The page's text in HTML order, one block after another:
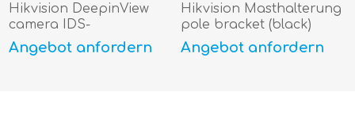
Hikvision DeepinView
camera IDS-
2CD7A46G0/P-IZHS(8-
32mm)(C)
Angebot anfordern
Hikvision Masthalterung
pole bracket (black)
Angebot anfordern